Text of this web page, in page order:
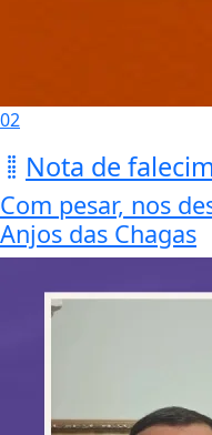
02
Nota de
Com pesar, nos
Anjos das Chagas